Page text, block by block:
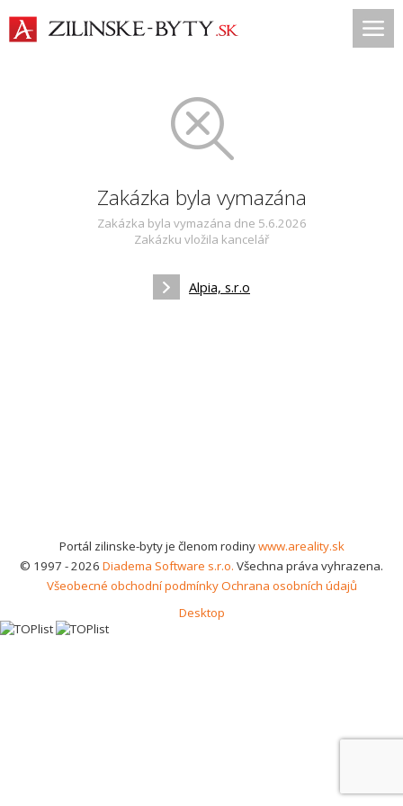
Zakázka byla vymazána
Zakázka byla vymazána dne 5.6.2026
Zakázku vložila kancelář
Alpia, s.r.o
Portál zilinske-byty je členom rodinywww.areality.sk
© 1997 - 2026 Diadema Software s.r.o. Všechna práva vyhrazena.
Všeobecné obchodní podmínkyOchrana osobních údajů
Desktop